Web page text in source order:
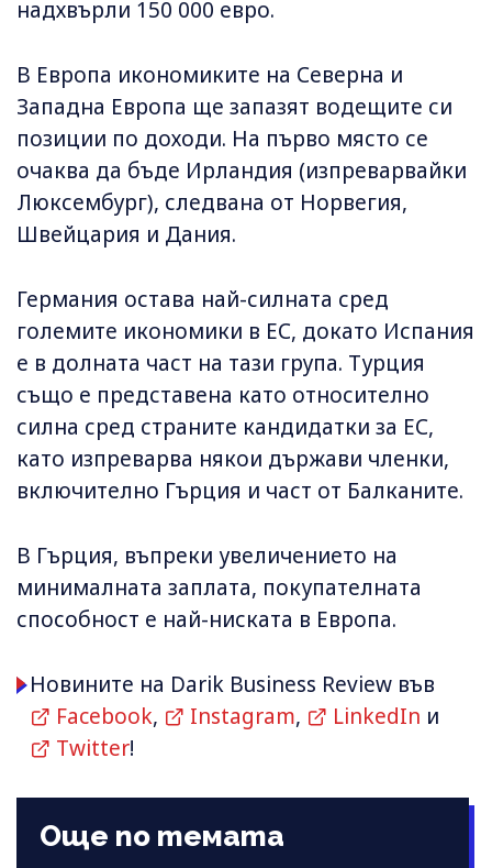
надхвърли 150 000 евро.
В Европа икономиките на Северна и
Западна Европа ще запазят водещите си
позиции по доходи. На първо място се
очаква да бъде Ирландия (изпреварвайки
Люксембург), следвана от Норвегия,
Швейцария и Дания.
Германия остава най-силната сред
големите икономики в ЕС, докато Испания
е в долната част на тази група. Турция
също е представена като относително
силна сред страните кандидатки за ЕС,
като изпреварва някои държави членки,
включително Гърция и част от Балканите.
В Гърция, въпреки увеличението на
минималната заплата, покупателната
способност е най-ниската в Европа.
Новините на Darik Business Review във
Facebook, Instagram, LinkedIn и
Twitter!
Още по темата